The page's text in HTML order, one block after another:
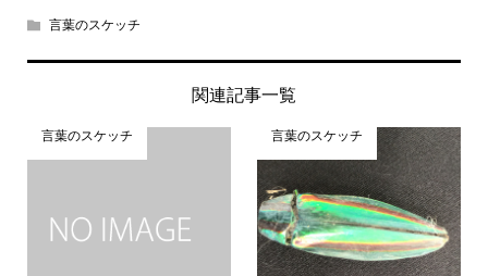
言葉のスケッチ
関連記事一覧
言葉のスケッチ 言葉のスケッチ